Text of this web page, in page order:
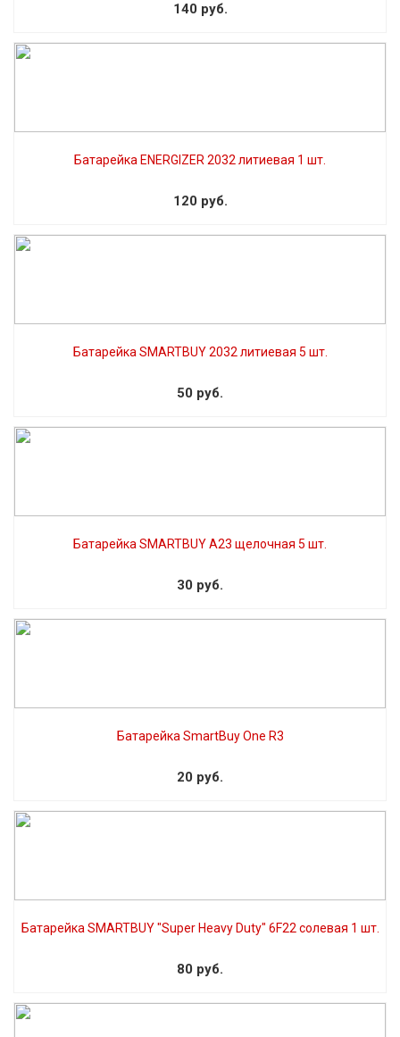
140 руб.
Батарейка ENERGIZER 2032 литиевая 1 шт.
120 руб.
Батарейка SMARTBUY 2032 литиевая 5 шт.
50 руб.
Батарейка SMARTBUY A23 щелочная 5 шт.
30 руб.
Батарейка SmartBuy One R3
20 руб.
Батарейка SMARTBUY "Super Heavy Duty" 6F22 солевая 1 шт.
80 руб.